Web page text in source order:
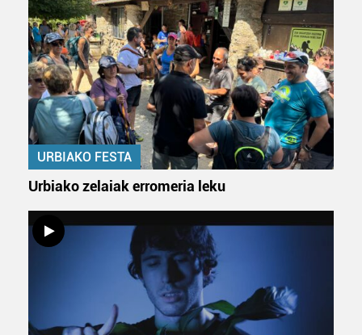
URBIAKO FESTA
Urbiako zelaiak erromeria leku